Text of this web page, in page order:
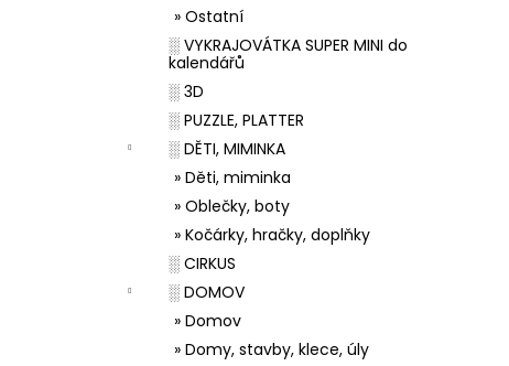
» Ostatní
░ VYKRAJOVÁTKA SUPER MINI do
kalendářů
░ 3D
░ PUZZLE, PLATTER
░ DĚTI, MIMINKA
» Děti, miminka
» Oblečky, boty
» Kočárky, hračky, doplňky
░ CIRKUS
░ DOMOV
» Domov
» Domy, stavby, klece, úly